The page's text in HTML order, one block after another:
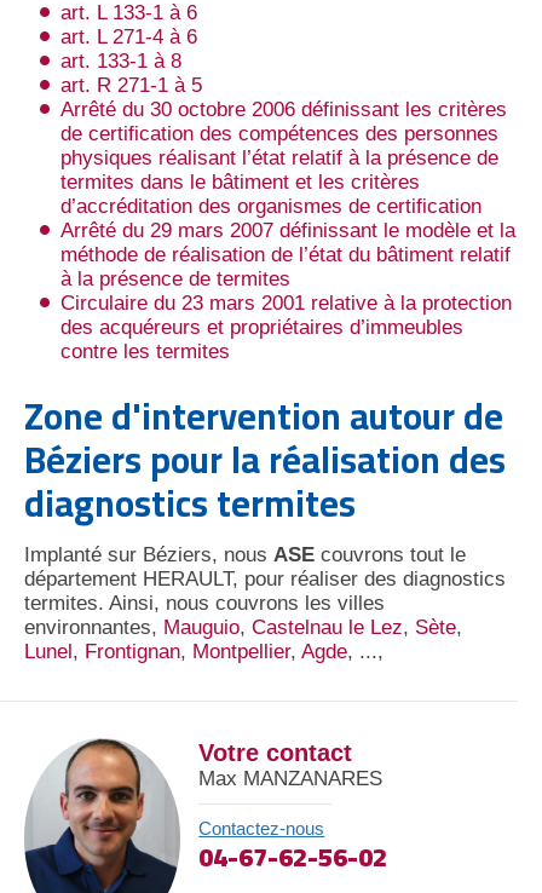
art. L 133-1 à 6
art. L 271-4 à 6
art. 133-1 à 8
art. R 271-1 à 5
Arrêté du 30 octobre 2006 définissant les critères
de certification des compétences des personnes
physiques réalisant l’état relatif à la présence de
termites dans le bâtiment et les critères
d’accréditation des organismes de certification
Arrêté du 29 mars 2007 définissant le modèle et la
méthode de réalisation de l’état du bâtiment relatif
à la présence de termites
Circulaire du 23 mars 2001 relative à la protection
des acquéreurs et propriétaires d’immeubles
contre les termites
Zone d'intervention autour de
Béziers pour la réalisation des
diagnostics termites
Implanté sur Béziers, nous ASE couvrons tout le
département HERAULT, pour réaliser des diagnostics
termites. Ainsi, nous couvrons les villes
environnantes, Mauguio, Castelnau le Lez, Sète,
Lunel, Frontignan, Montpellier, Agde, ...,
Votre contact
Max MANZANARES
Contactez-nous
04-67-62-56-02